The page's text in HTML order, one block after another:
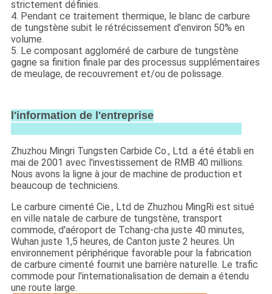
strictement définies.
4. Pendant ce traitement thermique, le blanc de carbure
de tungstène subit le rétrécissement d'environ 50% en
volume.
5. Le composant aggloméré de carbure de tungstène
gagne sa finition finale par des processus supplémentaires
de meulage, de recouvrement et/ou de polissage.
l'information de l'entreprise
Zhuzhou Mingri Tungsten Carbide Co., Ltd. a été établi en
mai de 2001 avec l'investissement de RMB 40 millions.
Nous avons la ligne à jour de machine de production et
beaucoup de techniciens.
Le carbure cimenté Cie., Ltd de Zhuzhou MingRi est situé
en ville natale de carbure de tungstène, transport
commode, d'aéroport de Tchang-cha juste 40 minutes,
Wuhan juste 1,5 heures, de Canton juste 2 heures. Un
environnement périphérique favorable pour la fabrication
de carbure cimenté fournit une barrière naturelle. Le trafic
commode pour l'internationalisation de demain a étendu
une route large.